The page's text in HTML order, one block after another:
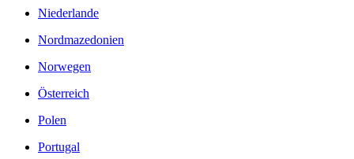
Niederlande
Nordmazedonien
Norwegen
Österreich
Polen
Portugal